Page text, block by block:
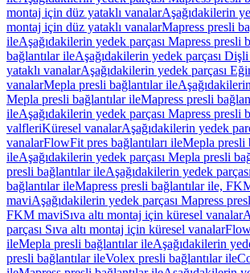
montaj için düz yataklı vanalarAşağıdakilerin
montaj için düz yataklı vanalarMapress presli
ileAşağıdakilerin yedek parçası Mapress presli
bağlantılar ileAşağıdakilerin yedek parçası
yataklı vanalarAşağıdakilerin yedek parçası
vanalarMepla presli bağlantılar ile
Mepla presli bağlantılar ileMapress presli
ileAşağıdakilerin yedek parçası Mapress presli
valfleriKüresel vanalarAşağıdakilerin yedek
vanalarFlowFit pres bağlantıları ileMepla presli
ileAşağıdakilerin yedek parçası Mepla presli
presli bağlantılar ileAşağıdakilerin yedek
bağlantılar ileMapress presli bağlantılar ile,
maviAşağıdakilerin yedek parçası Mapress
FKM maviSıva altı montaj için küresel vanalar
parçası Sıva altı montaj için küresel vanalar
ileMepla presli bağlantılar ileAşağıdakilerin
presli bağlantılar ileVolex presli bağlantılar ile